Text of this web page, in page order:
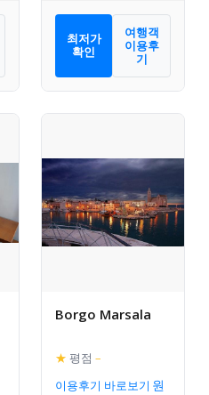
최저가
확인
여행객
이용후
기
Borgo Marsala
★ 평점 –
이용후기 바로보기